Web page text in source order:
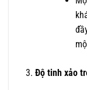
Độ tinh xảo